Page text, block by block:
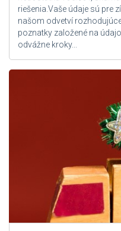
riešenia.Vaše údaje sú pre
našom odvetví
poznatky založené na
odvážne kroky...